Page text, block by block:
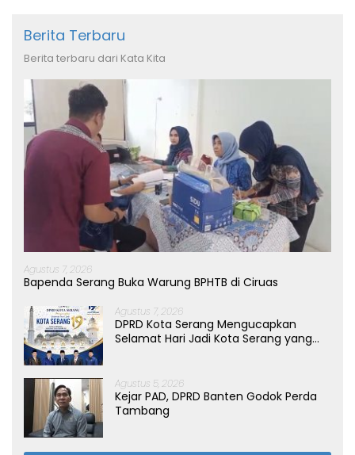
Berita Terbaru
Berita terbaru dari Kata Kita
Agustus 7, 2026
Bapenda Serang Buka Warung BPHTB di Ciruas
Agustus 7, 2026
DPRD Kota Serang Mengucapkan
Selamat Hari Jadi Kota Serang yang
Agustus 5, 2026
Kejar PAD, DPRD Banten Godok Perda
Tambang